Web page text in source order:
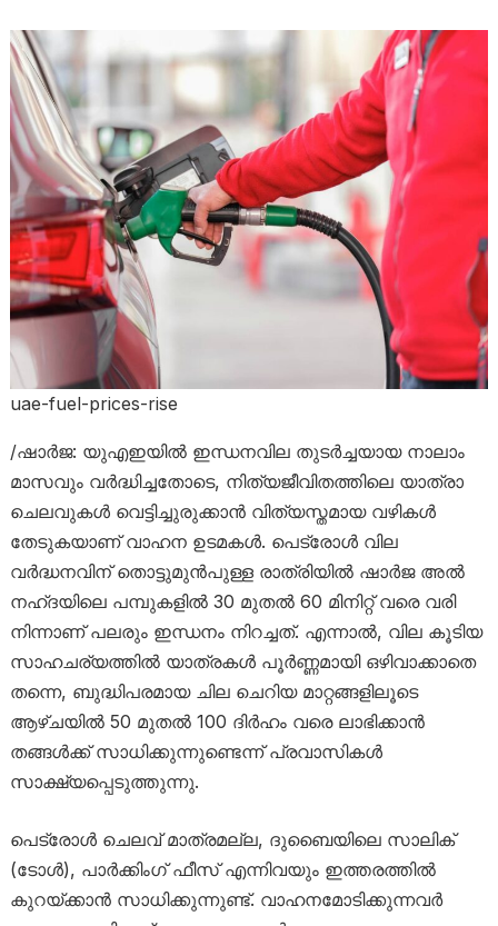
uae-fuel-prices-rise
/ഷാർജ: യുഎഇയിൽ ഇന്ധനവില തുടർച്ചയായ നാലാം
മാസവും വർദ്ധിച്ചതോടെ, നിത്യജീവിതത്തിലെ യാത്രാ
ചെലവുകൾ വെട്ടിച്ചുരുക്കാൻ വിത്യസ്തമായ വഴികൾ
തേടുകയാണ് വാഹന ഉടമകൾ. പെട്രോൾ വില
വർദ്ധനവിന് തൊട്ടുമുൻപുള്ള രാത്രിയിൽ ഷാർജ അൽ
നഹ്ദയിലെ പമ്പുകളിൽ 30 മുതൽ 60 മിനിറ്റ് വരെ വരി
നിന്നാണ് പലരും ഇന്ധനം നിറച്ചത്. എന്നാൽ, വില കൂടിയ
സാഹചര്യത്തിൽ യാത്രകൾ പൂർണ്ണമായി ഒഴിവാക്കാതെ
തന്നെ, ബുദ്ധിപരമായ ചില ചെറിയ മാറ്റങ്ങളിലൂടെ
ആഴ്ചയിൽ 50 മുതൽ 100 ദിർഹം വരെ ലാഭിക്കാൻ
തങ്ങൾക്ക് സാധിക്കുന്നുണ്ടെന്ന് പ്രവാസികൾ
സാക്ഷ്യപ്പെടുത്തുന്നു.
പെട്രോൾ ചെലവ് മാത്രമല്ല, ദുബൈയിലെ സാലിക്
(ടോൾ), പാർക്കിംഗ് ഫീസ് എന്നിവയും ഇത്തരത്തിൽ
കുറയ്ക്കാൻ സാധിക്കുന്നുണ്ട്. വാഹനമോടിക്കുന്നവർ